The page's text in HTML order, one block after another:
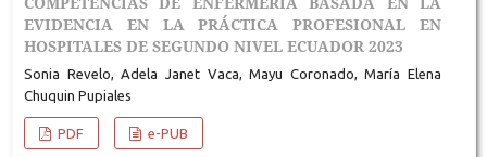
EVIDENCIA EN LA PRÁCTICA PROFESIONAL EN
HOSPITALES DE SEGUNDO NIVEL ECUADOR 2023
Sonia Revelo, Adela Janet Vaca, Mayu Coronado, María Elena
Chuquin Pupiales
PDF e-PUB